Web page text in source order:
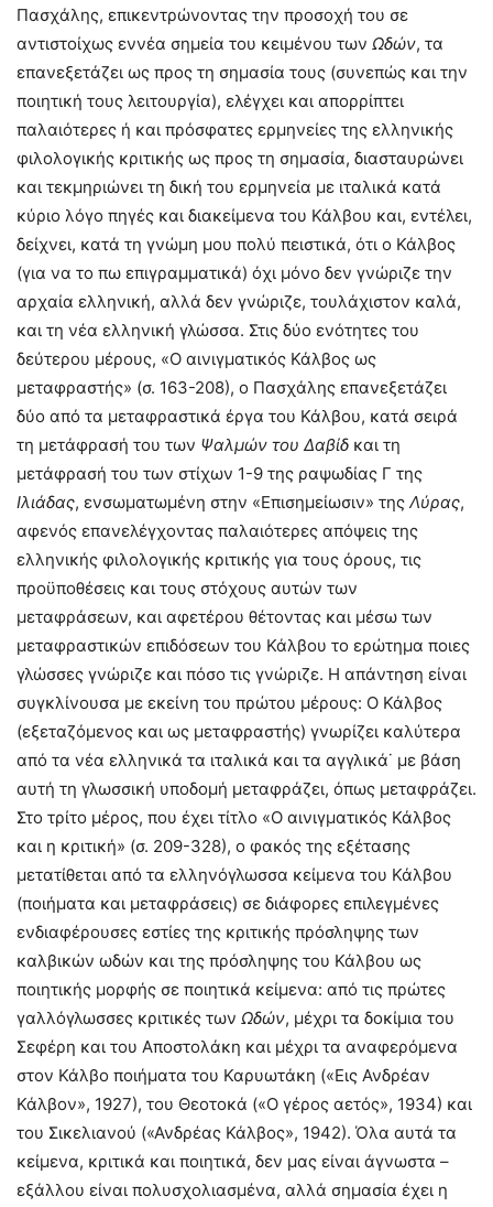
Πασχάλης, επικεντρώνοντας την προσοχή του σε
αντιστοίχως εννέα σημεία του κειμένου των Ωδών, τα
επανεξετάζει ως προς τη σημασία τους (συνεπώς και την
ποιητική τους λειτουργία), ελέγχει και απορρίπτει
παλαιότερες ή και πρόσφατες ερμηνείες της ελληνικής
φιλολογικής κριτικής ως προς τη σημασία, διασταυρώνει
και τεκμηριώνει τη δική του ερμηνεία με ιταλικά κατά
κύριο λόγο πηγές και διακείμενα του Κάλβου και, εντέλει,
δείχνει, κατά τη γνώμη μου πολύ πειστικά, ότι ο Κάλβος
(για να το πω επιγραμματικά) όχι μόνο δεν γνώριζε την
αρχαία ελληνική, αλλά δεν γνώριζε, τουλάχιστον καλά,
και τη νέα ελληνική γλώσσα. Στις δύο ενότητες του
δεύτερου μέρους, «Ο αινιγματικός Κάλβος ως
μεταφραστής» (σ. 163-208), ο Πασχάλης επανεξετάζει
δύο από τα μεταφραστικά έργα του Κάλβου, κατά σειρά
τη μετάφρασή του των Ψαλμών του Δαβίδ και τη
μετάφρασή του των στίχων 1-9 της ραψωδίας Γ της
Ιλιάδας, ενσωματωμένη στην «Επισημείωσιν» της Λύρας,
αφενός επανελέγχοντας παλαιότερες απόψεις της
ελληνικής φιλολογικής κριτικής για τους όρους, τις
προϋποθέσεις και τους στόχους αυτών των
μεταφράσεων, και αφετέρου θέτοντας και μέσω των
μεταφραστικών επιδόσεων του Κάλβου το ερώτημα ποιες
γλώσσες γνώριζε και πόσο τις γνώριζε. Η απάντηση είναι
συγκλίνουσα με εκείνη του πρώτου μέρους: Ο Κάλβος
(εξεταζόμενος και ως μεταφραστής) γνωρίζει καλύτερα
από τα νέα ελληνικά τα ιταλικά και τα αγγλικά˙ με βάση
αυτή τη γλωσσική υποδομή μεταφράζει, όπως μεταφράζει.
Στο τρίτο μέρος, που έχει τίτλο «Ο αινιγματικός Κάλβος
και η κριτική» (σ. 209-328), ο φακός της εξέτασης
μετατίθεται από τα ελληνόγλωσσα κείμενα του Κάλβου
(ποιήματα και μεταφράσεις) σε διάφορες επιλεγμένες
ενδιαφέρουσες εστίες της κριτικής πρόσληψης των
καλβικών ωδών και της πρόσληψης του Κάλβου ως
ποιητικής μορφής σε ποιητικά κείμενα: από τις πρώτες
γαλλόγλωσσες κριτικές των Ωδών, μέχρι τα δοκίμια του
Σεφέρη και του Αποστολάκη και μέχρι τα αναφερόμενα
στον Κάλβο ποιήματα του Καρυωτάκη («Εις Ανδρέαν
Κάλβον», 1927), του Θεοτοκά («Ο γέρος αετός», 1934) και
του Σικελιανού («Ανδρέας Κάλβος», 1942). Όλα αυτά τα
κείμενα, κριτικά και ποιητικά, δεν μας είναι άγνωστα –
εξάλλου είναι πολυσχολιασμένα, αλλά σημασία έχει η